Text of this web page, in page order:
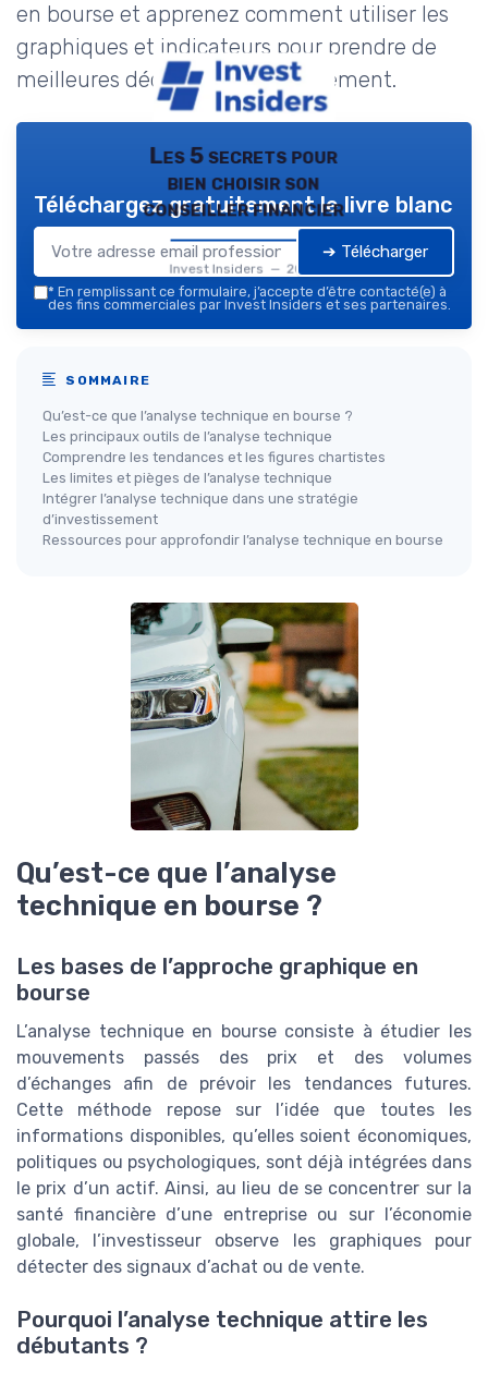
en bourse et apprenez comment utiliser les
graphiques et indicateurs pour prendre de
meilleures décisions d’investissement.
Les 5 secrets pour
bien choisir son
conseiller financier
Invest Insiders — 2026
Téléchargez gratuitement le livre blanc
➔ Télécharger
* En remplissant ce formulaire, j’accepte d’être contacté(e) à
des fins commerciales par Invest Insiders et ses partenaires.
SOMMAIRE
Qu’est-ce que l’analyse technique en bourse ?
Les principaux outils de l’analyse technique
Comprendre les tendances et les figures chartistes
Les limites et pièges de l’analyse technique
Intégrer l’analyse technique dans une stratégie
d’investissement
Ressources pour approfondir l’analyse technique en bourse
Qu’est-ce que l’analyse
technique en bourse ?
Les bases de l’approche graphique en
bourse
L’analyse technique en bourse consiste à étudier les
mouvements passés des prix et des volumes
d’échanges afin de prévoir les tendances futures.
Cette méthode repose sur l’idée que toutes les
informations disponibles, qu’elles soient économiques,
politiques ou psychologiques, sont déjà intégrées dans
le prix d’un actif. Ainsi, au lieu de se concentrer sur la
santé financière d’une entreprise ou sur l’économie
globale, l’investisseur observe les graphiques pour
détecter des signaux d’achat ou de vente.
Pourquoi l’analyse technique attire les
débutants ?